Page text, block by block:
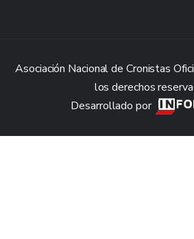
Asociación Nacional de Cronistas
los derechos
Desarrollado por